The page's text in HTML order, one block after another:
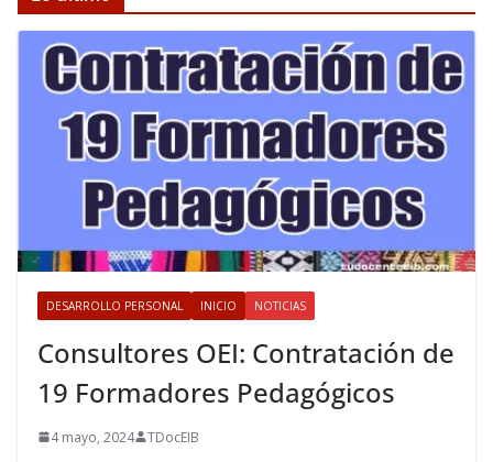
DESARROLLO PERSONAL INICIO NOTICIAS
Consultores OEI: Contratación de
19 Formadores Pedagógicos
4 mayo, 2024 TDocEIB